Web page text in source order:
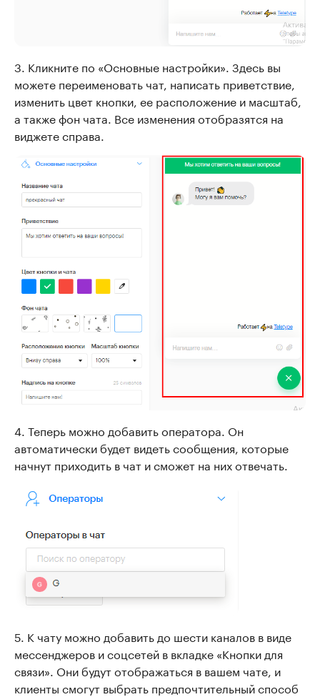
3. Кликните по «Основные настройки». Здесь вы
можете переименовать чат, написать приветствие,
изменить цвет кнопки, ее расположение и масштаб,
а также фон чата. Все изменения отобразятся на
виджете справа.
4. Теперь можно добавить оператора. Он
автоматически будет видеть сообщения, которые
начнут приходить в чат и сможет на них отвечать.
5. К чату можно добавить до шести каналов в виде
мессенджеров и соцсетей в вкладке «Кнопки для
связи». Они будут отображаться в вашем чате, и
клиенты смогут выбрать предпочтительный способ